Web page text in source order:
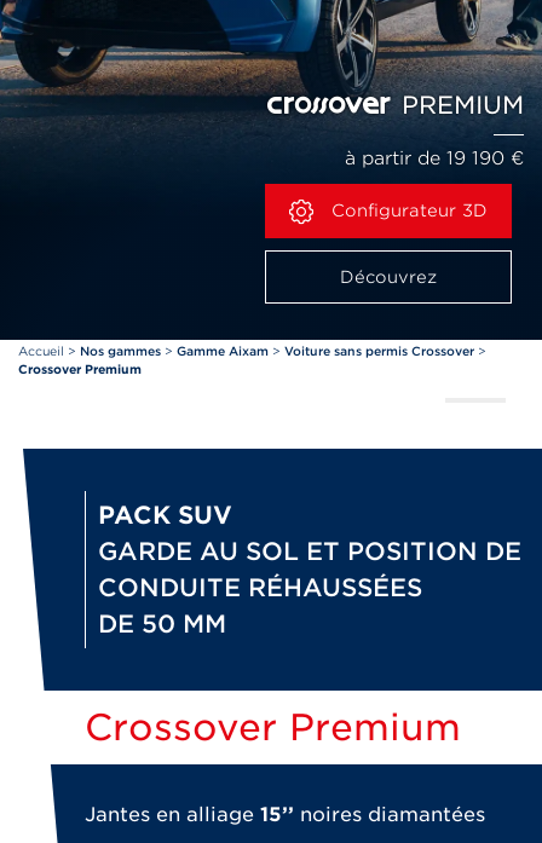
PREMIUM
à partir de 19 190 €
Configurateur 3D
Découvrez
Accueil > Nos gammes > Gamme Aixam > Voiture sans permis Crossover >
Crossover Premium
PACK SUV
GARDE AU SOL ET POSITION DE
CONDUITE RÉHAUSSÉES
DE 50 MM
Crossover Premium
Jantes en alliage 15’’ noires diamantées